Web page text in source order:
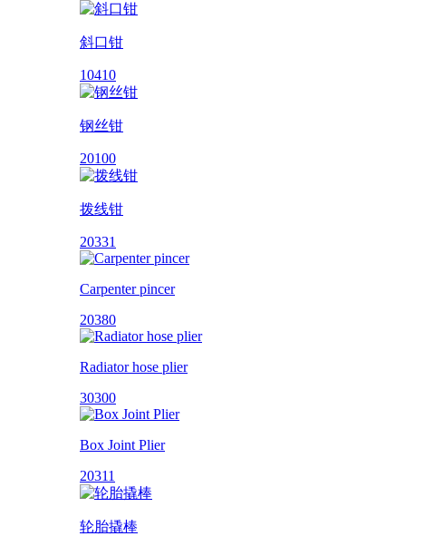
斜口钳
10410
钢丝钳
20100
拨线钳
20331
Carpenter pincer
20380
Radiator hose plier
30300
Box Joint Plier
20311
轮胎撬棒